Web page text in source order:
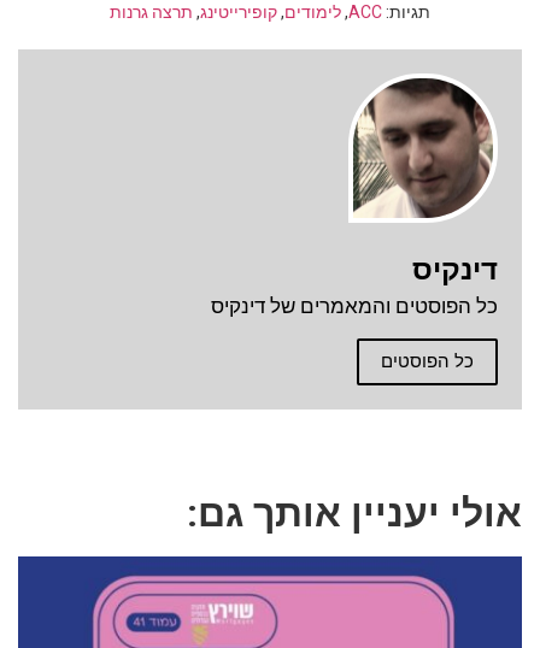
תגיות: ACC
,לימודים,קופירייטינג, תרצה גרנות
דינקיס
כל הפוסטים והמאמרים של דינקיס
כל הפוסטים
אולי יעניין אותך גם: